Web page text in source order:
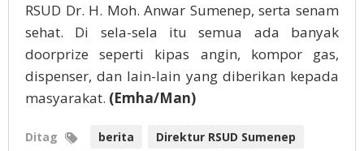
RSUD Dr. H. Moh. Anwar Sumenep, serta senam
sehat. Di sela-sela itu semua ada banyak
doorprize seperti kipas angin, kompor gas,
dispenser, dan lain-lain yang diberikan kepada
masyarakat. (Emha/Man)
Ditag berita
Direktur RSUD Sumenep